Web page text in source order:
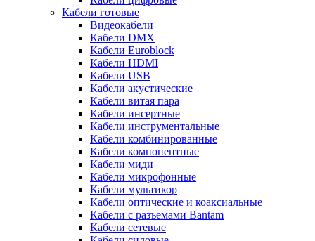
Кабели готовые
Видеокабели
Кабели DMX
Кабели Euroblock
Кабели HDMI
Кабели USB
Кабели акустические
Кабели витая пара
Кабели инсертные
Кабели инструментальные
Кабели комбинированные
Кабели компонентные
Кабели миди
Кабели микрофонные
Кабели мультикор
Кабели оптические и коаксиальные
Кабели с разъемами Bantam
Кабели сетевые